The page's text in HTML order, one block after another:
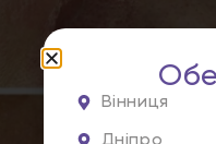
Вінниця
Дніпро